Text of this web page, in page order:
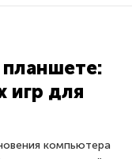
игр для
компьютера